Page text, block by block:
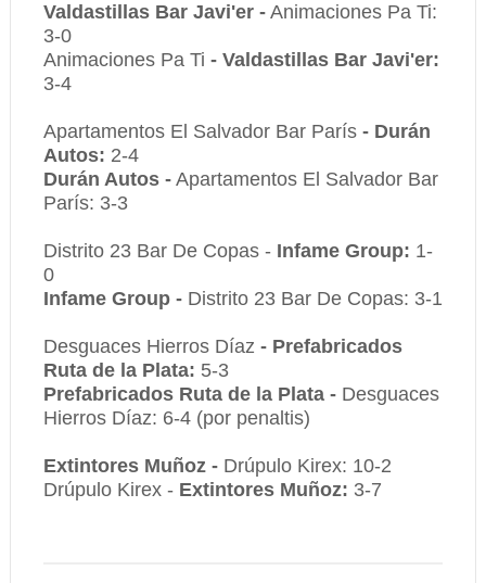
Valdastillas Bar Javi'er -Animaciones Pa Ti:
3-0
Animaciones Pa Ti - Valdastillas Bar Javi'er:
3-4
Apartamentos El Salvador Bar París - Durán
Autos: 2-4
Durán Autos -Apartamentos El Salvador Bar
París: 3-3
Distrito 23 Bar De Copas - Infame Group: 1-
0
Infame Group - Distrito 23 Bar De Copas: 3-1
Desguaces Hierros Díaz - Prefabricados
Ruta de la Plata: 5-3
Prefabricados Ruta de la Plata - Desguaces
Hierros Díaz: 6-4 (por penaltis)
Extintores Muñoz -Drúpulo Kirex: 10-2
Drúpulo Kirex - Extintores Muñoz: 3-7